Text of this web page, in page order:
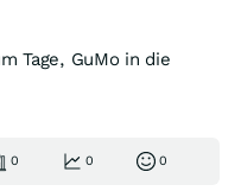
Tage, GuMo in die
0 0 0